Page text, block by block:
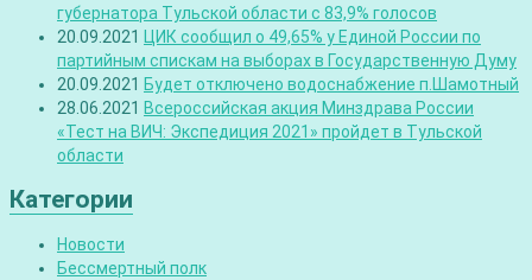
губернатора Тульской области с 83,9% голосов
20.09.2021 ЦИК сообщил о 49,65% у Единой России по
партийным спискам на выборах в Государственную Думу
20.09.2021 Будет отключено водоснабжение п.Шамотный
28.06.2021 Всероссийская акция Минздрава России
«Тест на ВИЧ: Экспедиция 2021» пройдет в Тульской
области
Категории
Новости
Бессмертный полк